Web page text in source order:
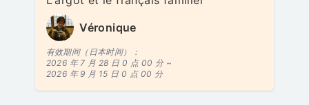
Véronique
有效期间（日本时间）：
2026 年 7 月 28 日 0 点 00 分 ~
2026 年 9 月 15 日 0 点 00 分